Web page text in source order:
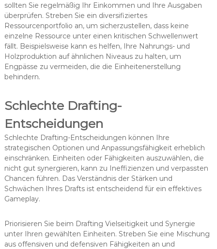
sollten Sie regelmäßig Ihr Einkommen und Ihre Ausgaben
überprüfen. Streben Sie ein diversifiziertes
Ressourcenportfolio an, um sicherzustellen, dass keine
einzelne Ressource unter einen kritischen Schwellenwert
fällt. Beispielsweise kann es helfen, Ihre Nahrungs- und
Holzproduktion auf ähnlichen Niveaus zu halten, um
Engpässe zu vermeiden, die die Einheitenerstellung
behindern.
Schlechte Drafting-
Entscheidungen
Schlechte Drafting-Entscheidungen können Ihre
strategischen Optionen und Anpassungsfähigkeit erheblich
einschränken. Einheiten oder Fähigkeiten auszuwählen, die
nicht gut synergieren, kann zu Ineffizienzen und verpassten
Chancen führen. Das Verständnis der Stärken und
Schwächen Ihres Drafts ist entscheidend für ein effektives
Gameplay.
Priorisieren Sie beim Drafting Vielseitigkeit und Synergie
unter Ihren gewählten Einheiten. Streben Sie eine Mischung
aus offensiven und defensiven Fähigkeiten an und